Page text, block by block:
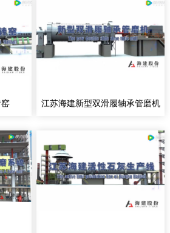
江苏海建新型双滑履轴承管磨机